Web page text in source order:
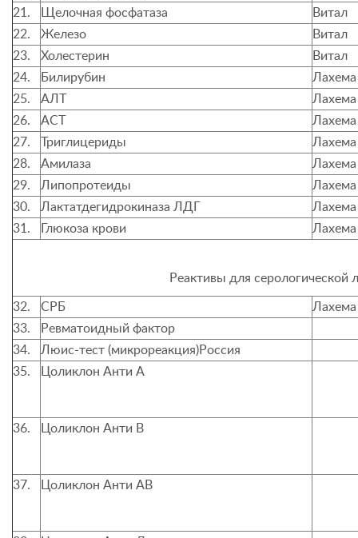
21.
Щелочная фосфатаза
Витал
22.
Железо
Витал
23.
Холестерин
Витал
24.
Билирубин
Лахема
25.
АЛТ
Лахема
26.
АСТ
Лахема
27.
Триглицериды
Лахема
28.
Амилаза
Лахема
29.
Липопротеиды
Лахема
30.
Лактатдегидрокиназа ЛДГ
Лахема
31.
Глюкоза крови Лахема
Реактивы для серологической
32. СРБ
Лахема
33.
Ревматоидный фактор
34.
Люис-тест (микрореакция)Россия
35.
Цоликлон Анти А
36. Цоликлон Анти В
37. Цоликлон Анти АВ